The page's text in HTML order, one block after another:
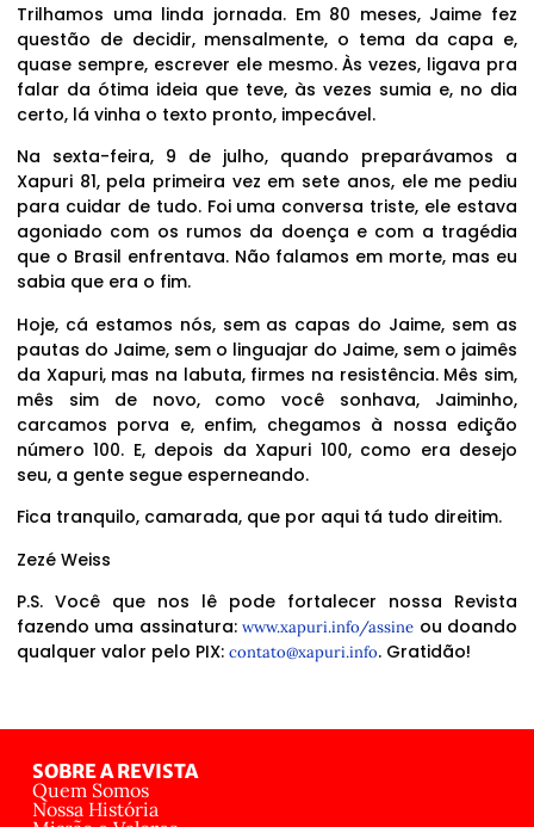
Trilhamos uma linda jornada. Em 80 meses, Jaime fez
questão de decidir, mensalmente, o tema da capa e,
quase sempre, escrever ele mesmo. Às vezes, ligava pra
falar da ótima ideia que teve, às vezes sumia e, no dia
certo, lá vinha o texto pronto, impecável.
Na sexta-feira, 9 de julho, quando preparávamos a
Xapuri 81, pela primeira vez em sete anos, ele me pediu
para cuidar de tudo. Foi uma conversa triste, ele estava
agoniado com os rumos da doença e com a tragédia
que o Brasil enfrentava. Não falamos em morte, mas eu
sabia que era o fim.
Hoje, cá estamos nós, sem as capas do Jaime, sem as
pautas do Jaime, sem o linguajar do Jaime, sem o jaimês
da Xapuri, mas na labuta, firmes na resistência. Mês sim,
mês sim de novo, como você sonhava, Jaiminho,
carcamos porva e, enfim, chegamos à nossa edição
número 100. E, depois da Xapuri 100, como era desejo
seu, a gente segue esperneando.
Fica tranquilo, camarada, que por aqui tá tudo direitim.
Zezé Weiss
P.S. Você que nos lê pode fortalecer nossa Revista
fazendo uma assinatura:www.xapuri.info/assine ou doando
qualquer valor pelo PIX: contato@xapuri.info. Gratidão!
SOBRE A REVISTA
Quem Somos
Nossa História